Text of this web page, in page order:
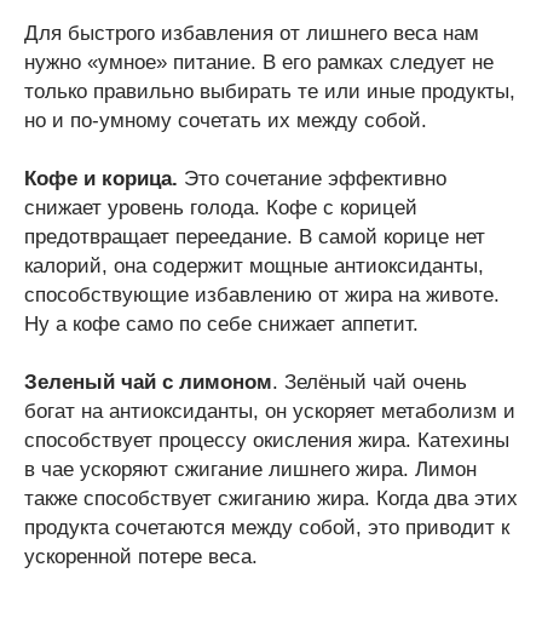
Для быстрого избавления от лишнего веса нам
нужно «умное» питание. В его рамках следует не
только правильно выбирать те или иные продукты,
но и по-умному сочетать их между собой.
Кофе и корица. Это сочетание эффективно
снижает уровень голода. Кофе с корицей
предотвращает переедание. В самой корице нет
калорий, она содержит мощные антиоксиданты,
способствующие избавлению от жира на животе.
Ну а кофе само по себе снижает аппетит.
Зеленый чай с лимоном. Зелёный чай очень
богат на антиоксиданты, он ускоряет метаболизм и
способствует процессу окисления жира. Катехины
в чае ускоряют сжигание лишнего жира. Лимон
также способствует сжиганию жира. Когда два этих
продукта сочетаются между собой, это приводит к
ускоренной потере веса.